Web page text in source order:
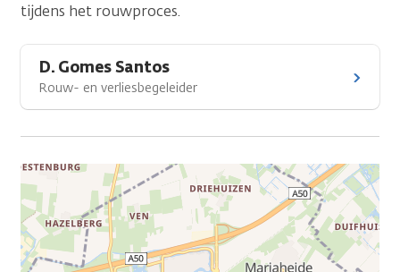
tijdens het rouwproces.
D. Gomes Santos
Rouw- en verliesbegeleider